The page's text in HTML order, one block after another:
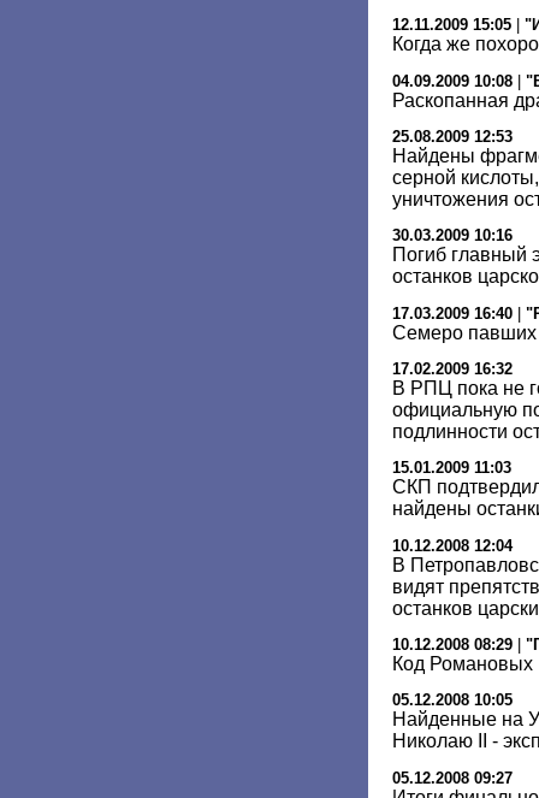
12.11.2009 15:05
Когда же
04.09.2009 10:08 |
Раскопанная
25.08.2009 12:53
Найдены
серной
уничтожения
30.03.2009 10:16
Погиб главный
останков
17.03.2009 16:40 |
Семеро павших
17.02.2009 16:32
В РПЦ пока не
официальную
подлинности
15.01.2009 11:03
СКП
найдены
10.12.2008 12:04
В
видят
останков
10.12.2008 08:29
Код Романовых
05.12.2008 10:05
Найденные на
Николаю II -
05.12.2008 09:27